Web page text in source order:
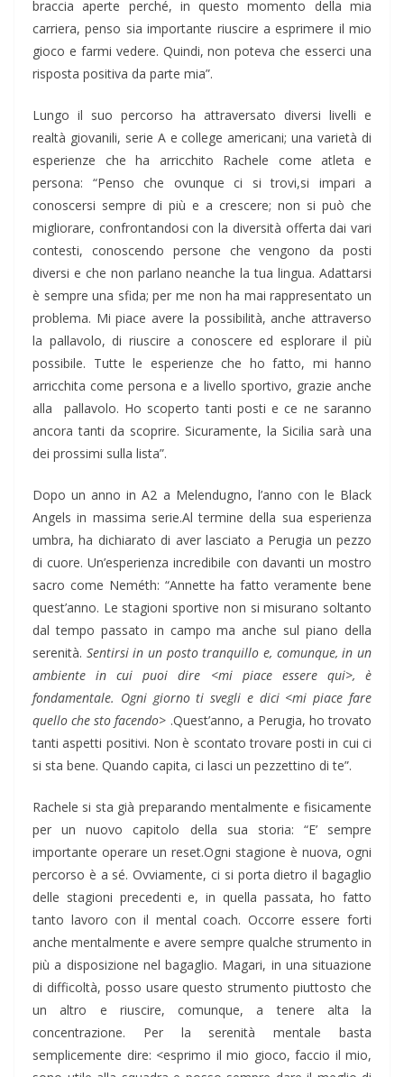
braccia aperte perché, in questo momento della mia
carriera, penso sia importante riuscire a esprimere il mio
gioco e farmi vedere. Quindi, non poteva che esserci una
risposta positiva da parte mia”.
Lungo il suo percorso ha attraversato diversi livelli e
realtà giovanili, serie A e college americani; una varietà di
esperienze che ha arricchito Rachele come atleta e
persona: “Penso che ovunque ci si trovi,si impari a
conoscersi sempre di più e a crescere; non si può che
migliorare, confrontandosi con la diversità offerta dai vari
contesti, conoscendo persone che vengono da posti
diversi e che non parlano neanche la tua lingua. Adattarsi
è sempre una sfida; per me non ha mai rappresentato un
problema. Mi piace avere la possibilità, anche attraverso
la pallavolo, di riuscire a conoscere ed esplorare il più
possibile. Tutte le esperienze che ho fatto, mi hanno
arricchita come persona e a livello sportivo, grazie anche
alla pallavolo. Ho scoperto tanti posti e ce ne saranno
ancora tanti da scoprire. Sicuramente, la Sicilia sarà una
dei prossimi sulla lista”.
Dopo un anno in A2 a Melendugno, l’anno con le Black
Angels in massima serie.Al termine della sua esperienza
umbra, ha dichiarato di aver lasciato a Perugia un pezzo
di cuore. Un’esperienza incredibile con davanti un mostro
sacro come Neméth: “Annette ha fatto veramente bene
quest’anno. Le stagioni sportive non si misurano soltanto
dal tempo passato in campo ma anche sul piano della
serenità. Sentirsi in un posto tranquillo e, comunque, in un
ambiente in cui puoi dire <mi piace essere qui>, è
fondamentale. Ogni giorno ti svegli e dici <mi piace fare
quello che sto facendo> .Quest’anno, a Perugia, ho trovato
tanti aspetti positivi. Non è scontato trovare posti in cui ci
si sta bene. Quando capita, ci lasci un pezzettino di te”.
Rachele si sta già preparando mentalmente e fisicamente
per un nuovo capitolo della sua storia: “E’ sempre
importante operare un reset.Ogni stagione è nuova, ogni
percorso è a sé. Ovviamente, ci si porta dietro il bagaglio
delle stagioni precedenti e, in quella passata, ho fatto
tanto lavoro con il mental coach. Occorre essere forti
anche mentalmente e avere sempre qualche strumento in
più a disposizione nel bagaglio. Magari, in una situazione
di difficoltà, posso usare questo strumento piuttosto che
un altro e riuscire, comunque, a tenere alta la
concentrazione. Per la serenità mentale basta
semplicemente dire: <esprimo il mio gioco, faccio il mio,